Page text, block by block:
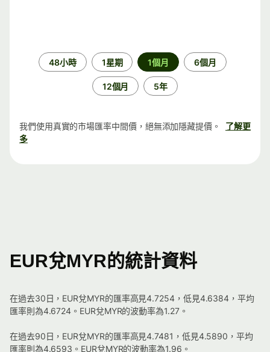
48小時 1星期 1個月 6個月
12個月 5年
我們使用真實的市場匯率中間價，絕無添加隱藏提價。
了解更
多
EUR兌MYR的統計資料
在過去30日，EUR兌MYR的匯率高見4.7254，低見4.6384，平均
匯率則為4.6724。EUR兌MYR的波動率為1.27。
在過去90日，EUR兌MYR的匯率高見4.7481，低見4.5890，平均
匯率則為4.6593。EUR兌MYR的波動率為1.96。